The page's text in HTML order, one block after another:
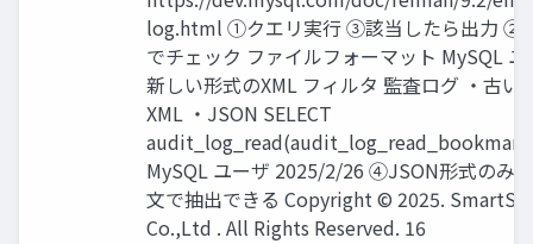
log.html ①クエリ実行 ③該当したら出力 ②
でチェック ファイルフォーマット MySQL
新しい形式のXML フィルタ 監査ログ ・古い
XML ・JSON SELECT
MySQL ユーザ 2025/2/26 ④JSON形式のみ
文で抽出できる Copyright © 2025.
Co.,Ltd . All Rights Reserved. 16